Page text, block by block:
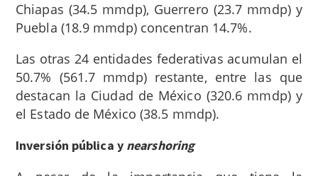
Chiapas (34.5 mmdp), Guerrero (23.7 mmdp) y
Puebla (18.9 mmdp) concentran 14.7%.
Las otras 24 entidades federativas acumulan el
50.7% (561.7 mmdp) restante, entre las que
destacan la Ciudad de México (320.6 mmdp) y
el Estado de México (38.5 mmdp).
Inversión pública y nearshoring